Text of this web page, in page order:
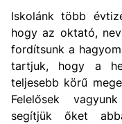
Iskolánk több
hogy az oktató,
fordítsunk a
tartjuk, hogy a
teljesebb körű
Felelősek
segítjük őket